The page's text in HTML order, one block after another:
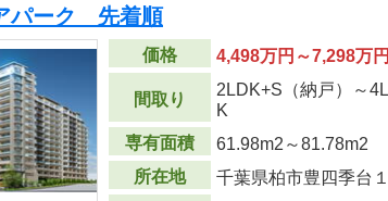
パーク 先着順
価格 4,498万円～7,298万円
間取り
2LDK+S（納戸）～
K
専有面積
61.98m2 ～81.78m2
所在地
千葉県柏市豊四季台１